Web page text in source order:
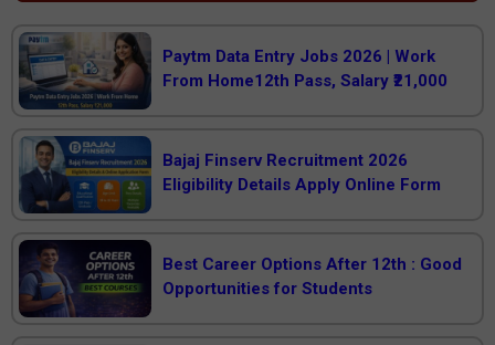
Paytm Data Entry Jobs 2026 | Work
From Home12th Pass, Salary ₹21,000
Bajaj Finserv Recruitment 2026
Eligibility Details Apply Online Form
Best Career Options After 12th : Good
Opportunities for Students